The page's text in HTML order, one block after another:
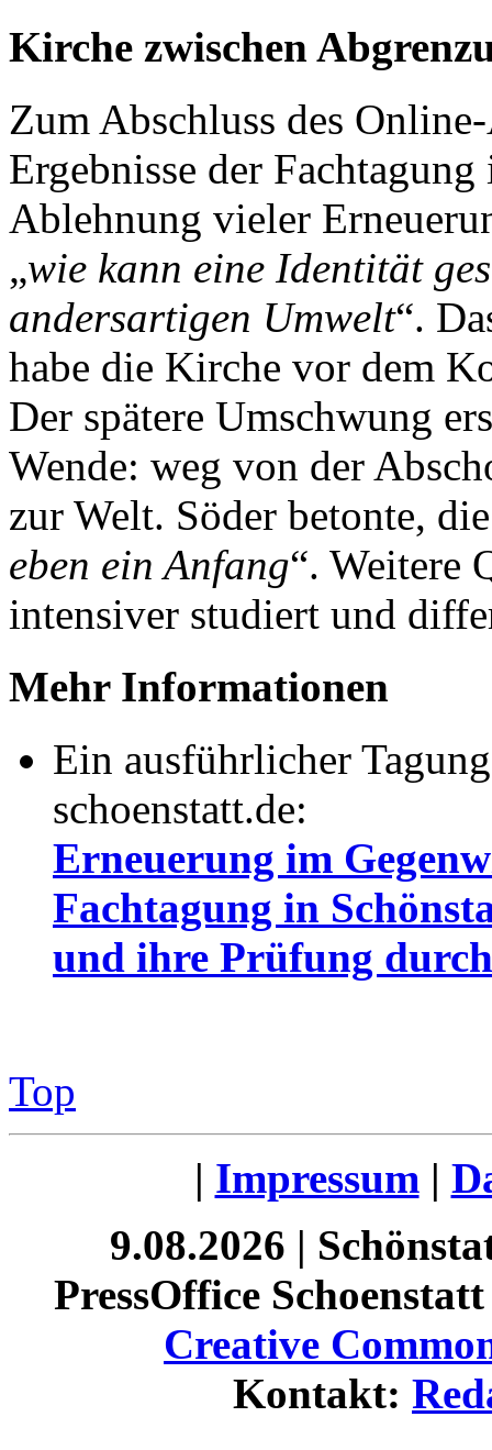
Kirche zwischen
Zum Abschluss des
Ergebnisse der
Ablehnung vieler
„wie kann eine Identität
andersartigen Umwelt“.
habe die Kirche vor dem
Der spätere Umschwung
Wende: weg von der
zur Welt. Söder betonte,
eben ein Anfang“. Weitere
intensiver studiert und
Mehr Informationen
Ein ausführlicher
schoenstatt.de:
Erneuerung im
Fachtagung in
und ihre Prüfung
Top
| Impressum|
9.08.2026 |
PressOffice
Creative
Kontakt: